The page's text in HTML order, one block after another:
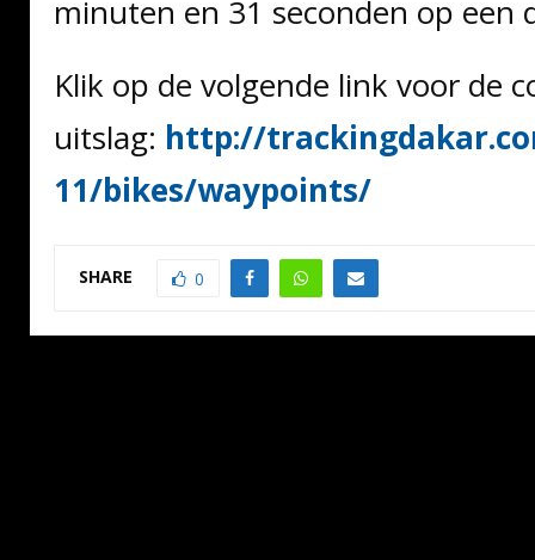
minuten en 31 seconden op een
Klik op de volgende link voor de
uitslag: http://
11/bikes/waypoints/
SHARE 0